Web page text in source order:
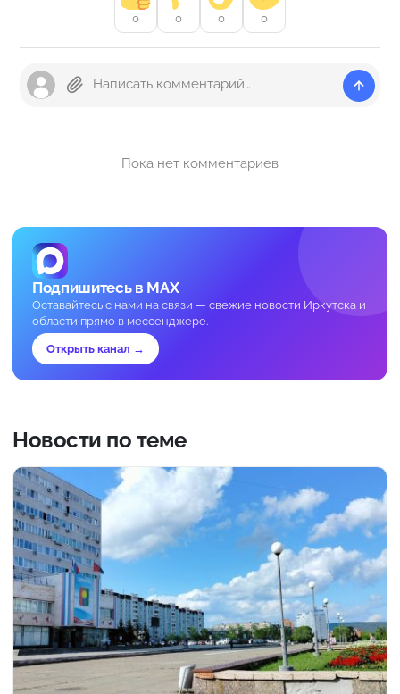
0 0 0 0
Пока нет комментариев
Подпишитесь в MAX
Оставайтесь с нами на связи — свежие новости Иркутска и
области прямо в мессенджере.
Открыть канал →
Новости по теме